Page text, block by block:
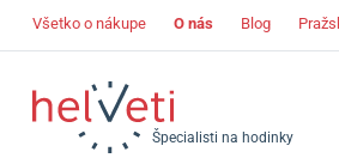
Všetko o nákupe O nás Blog
Špecialisti na hodinky